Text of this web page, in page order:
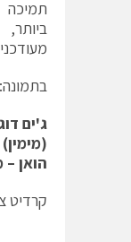
תמיכה
בתמונה:
ג'ים
הואן
קרדיט